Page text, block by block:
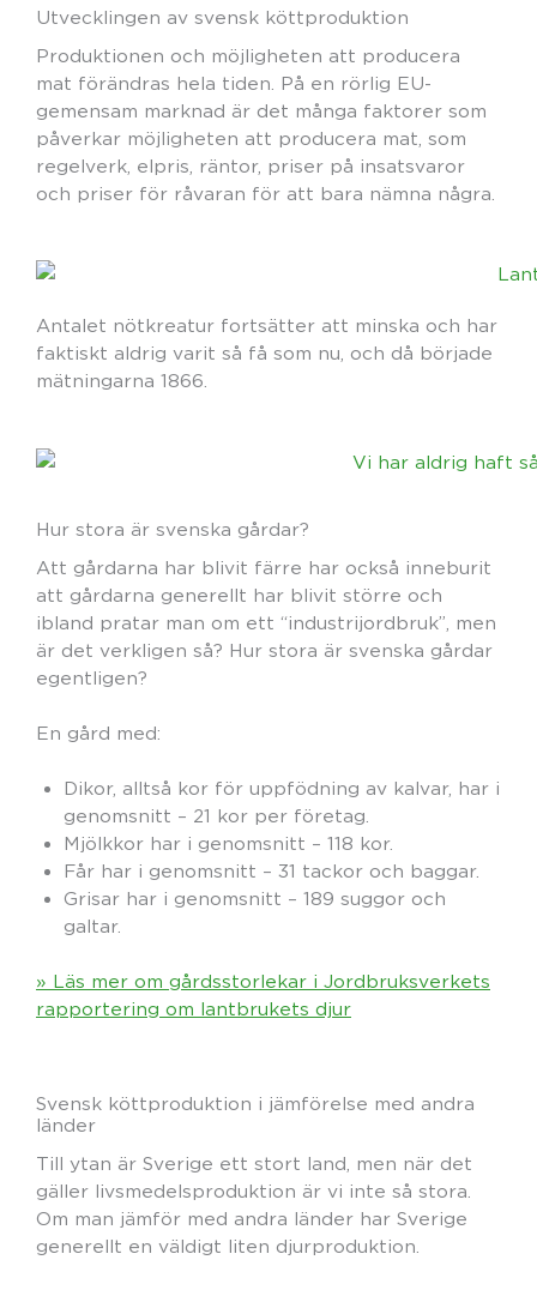
Utvecklingen av svensk köttproduktion
Produktionen och möjligheten att producera
mat förändras hela tiden. På en rörlig EU-
gemensam marknad är det många faktorer som
påverkar möjligheten att producera mat, som
regelverk, elpris, räntor, priser på insatsvaror
och priser för råvaran för att bara nämna några.
Antalet nötkreatur fortsätter att minska och har
faktiskt aldrig varit så få som nu, och då började
mätningarna 1866.
Hur stora är svenska gårdar?
Att gårdarna har blivit färre har också inneburit
att gårdarna generellt har blivit större och
ibland pratar man om ett “industrijordbruk”, men
är det verkligen så? Hur stora är svenska gårdar
egentligen?
En gård med:
Dikor, alltså kor för uppfödning av kalvar, har i
genomsnitt – 21 kor per företag.
Mjölkkor har i genomsnitt – 118 kor.
Får har i genomsnitt – 31 tackor och baggar.
Grisar har i genomsnitt – 189 suggor och
galtar.
» Läs mer om gårdsstorlekar i Jordbruksverkets
rapportering om lantbrukets djur
Svensk köttproduktion i jämförelse med andra
länder
Till ytan är Sverige ett stort land, men när det
gäller livsmedelsproduktion är vi inte så stora.
Om man jämför med andra länder har Sverige
generellt en väldigt liten djurproduktion.